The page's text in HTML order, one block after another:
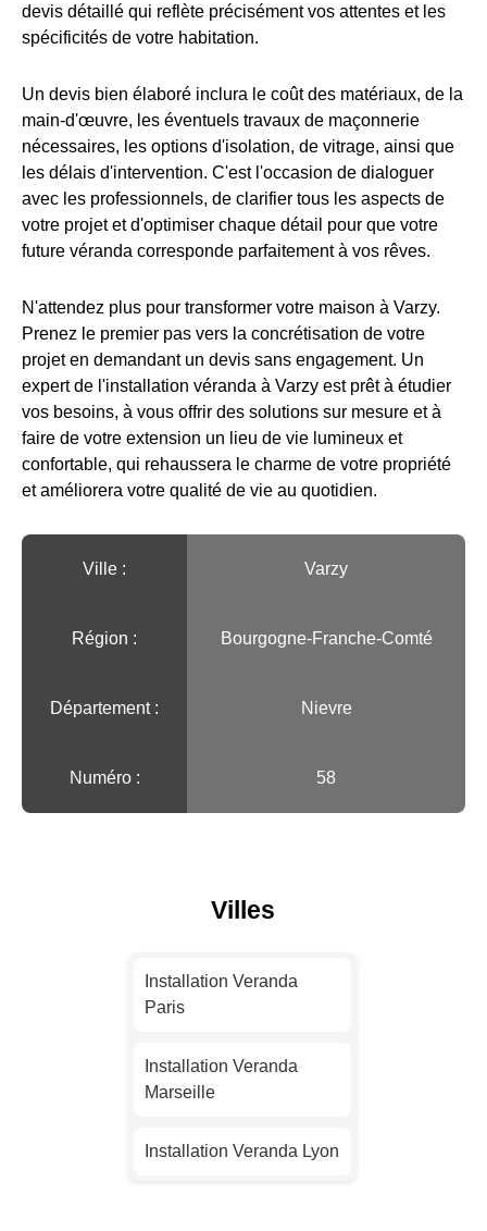
devis détaillé qui reflète précisément vos attentes et les
spécificités de votre habitation.
Un devis bien élaboré inclura le coût des matériaux, de la
main-d'œuvre, les éventuels travaux de maçonnerie
nécessaires, les options d'isolation, de vitrage, ainsi que
les délais d'intervention. C'est l'occasion de dialoguer
avec les professionnels, de clarifier tous les aspects de
votre projet et d'optimiser chaque détail pour que votre
future véranda corresponde parfaitement à vos rêves.
N'attendez plus pour transformer votre maison à Varzy.
Prenez le premier pas vers la concrétisation de votre
projet en demandant un devis sans engagement. Un
expert de l'installation véranda à Varzy est prêt à étudier
vos besoins, à vous offrir des solutions sur mesure et à
faire de votre extension un lieu de vie lumineux et
confortable, qui rehaussera le charme de votre propriété
et améliorera votre qualité de vie au quotidien.
Ville :️ Varzy
Région :️ Bourgogne-Franche-Comté
Département : Nievre
Numéro : 58
Villes
Installation Veranda
Paris
Installation Veranda
Marseille
Installation Veranda Lyon